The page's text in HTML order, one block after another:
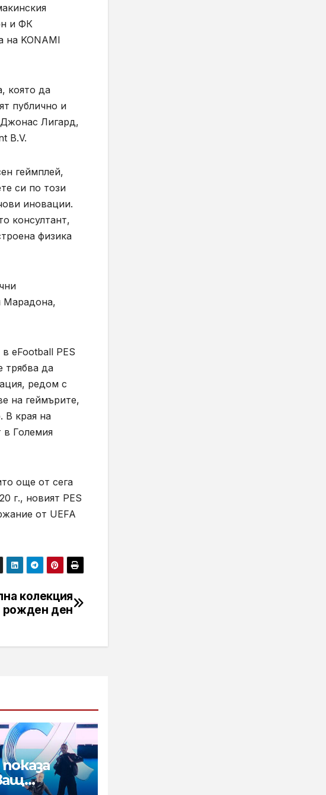
и ФК
на KONAMI
която да
публично и
Лигард,
B.V.
геймплей,
си по този
иновации.
консултант,
физика
Марадона,
eFootball PES
трябва да
редом с
на геймърите,
В края на
в Големия
още от сега
г., новият PES
от UEFA
колекция
рожден ден